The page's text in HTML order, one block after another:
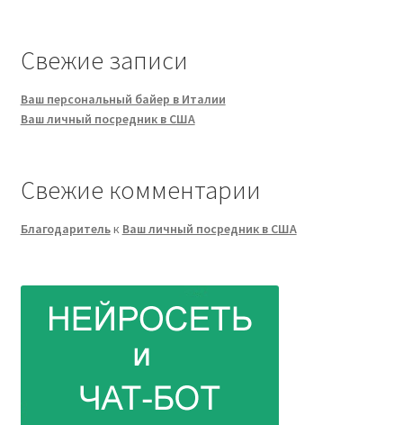
Свежие записи
Ваш персональный байер в Италии
Ваш личный посредник в США
Свежие комментарии
Благодарительк Ваш личный посредник в США